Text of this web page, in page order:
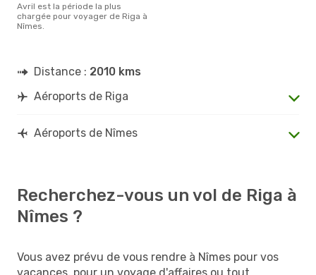
avril est la période la plus
chargée pour voyager de Riga à
Nîmes.
Distance : 2010 kms
Aéroports de Riga
Aéroports de Nîmes
Recherchez-vous un vol de Riga à
Nîmes ?
Vous avez prévu de vous rendre à Nîmes pour vos